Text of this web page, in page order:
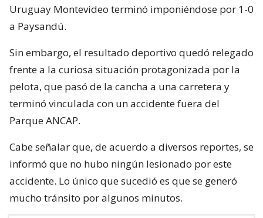
Uruguay Montevideo terminó imponiéndose por 1-0
a Paysandú.
Sin embargo, el resultado deportivo quedó relegado
frente a la curiosa situación protagonizada por la
pelota, que pasó de la cancha a una carretera y
terminó vinculada con un accidente fuera del
Parque ANCAP.
Cabe señalar que, de acuerdo a diversos reportes, se
informó que no hubo ningún lesionado por este
accidente. Lo único que sucedió es que se generó
mucho tránsito por algunos minutos.